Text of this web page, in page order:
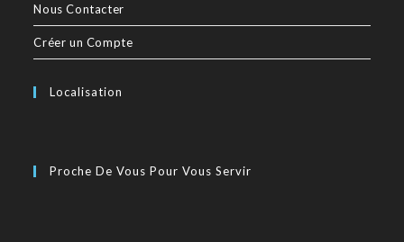
Nous Contacter
Créer un Compte
Localisation
Proche De Vous Pour Vous Servir